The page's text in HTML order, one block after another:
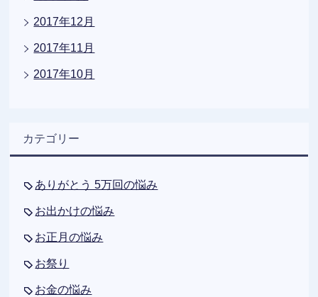
2017年12月
2017年11月
2017年10月
カテゴリー
ありがとう 5万回の悩み
お出かけの悩み
お正月の悩み
お祭り
お金の悩み